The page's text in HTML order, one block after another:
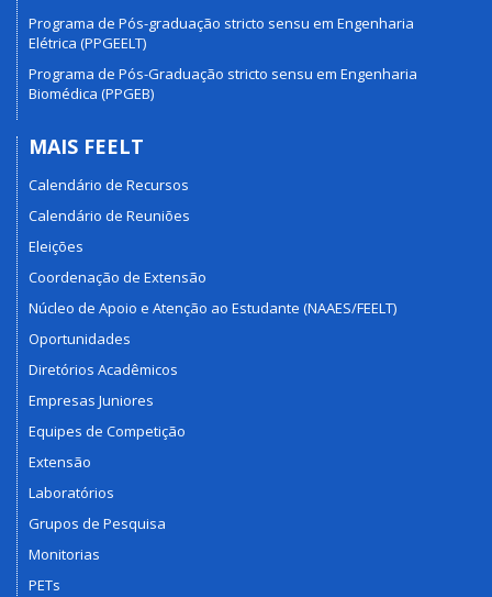
Programa de Pós-graduação stricto sensu em Engenharia
Elétrica (PPGEELT)
Programa de Pós-Graduação stricto sensu em Engenharia
Biomédica (PPGEB)
MAIS FEELT
Calendário de Recursos
Calendário de Reuniões
Eleições
Coordenação de Extensão
Núcleo de Apoio e Atenção ao Estudante (NAAES/FEELT)
Oportunidades
Diretórios Acadêmicos
Empresas Juniores
Equipes de Competição
Extensão
Laboratórios
Grupos de Pesquisa
Monitorias
PETs